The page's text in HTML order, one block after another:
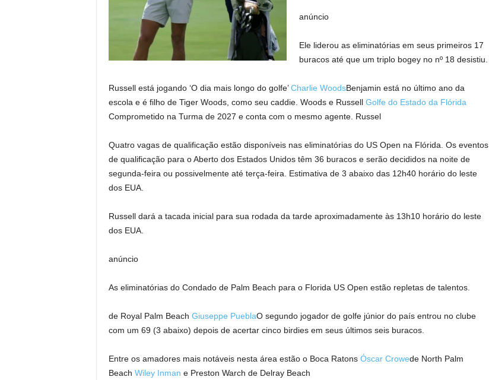
anúncio
Ele liderou as eliminatórias em seus primeiros 17
buracos até que um triplo bogey no nº 18 desistiu.
Russell está jogando ‘O dia mais longo do golfe’Charlie WoodsBenjamin está no último ano da
escola e é filho de Tiger Woods, como seu caddie. Woods e Russell Golfe do Estado da Flórida
Comprometido na Turma de 2027 e conta com o mesmo agente. Russel
Quatro vagas de qualificação estão disponíveis nas eliminatórias do US Open na Flórida. Os eventos
de qualificação para o Aberto dos Estados Unidos têm 36 buracos e serão decididos na noite de
segunda-feira ou possivelmente até terça-feira. Estimativa de 3 abaixo das 12h40 horário do leste
dos EUA.
Russell dará a tacada inicial para sua rodada da tarde aproximadamente às 13h10 horário do leste
dos EUA.
anúncio
As eliminatórias do Condado de Palm Beach para o Florida US Open estão repletas de talentos.
de Royal Palm Beach Giuseppe PueblaO segundo jogador de golfe júnior do país entrou no clube
com um 69 (3 abaixo) depois de acertar cinco birdies em seus últimos seis buracos.
Entre os amadores mais notáveis ​​nesta área estão o Boca Ratons Óscar Crowede North Palm
Beach Wiley Inman e Preston Warch de Delray Beach